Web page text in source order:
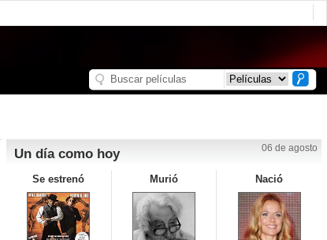
Un día como hoy 06 de agosto
Se estrenó Murió Nació